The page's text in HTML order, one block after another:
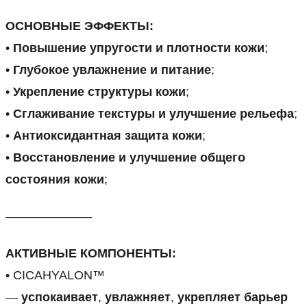
ОСНОВНЫЕ ЭФФЕКТЫ:
• Повышение упругости и плотности кожи;
• Глубокое увлажнение и питание;
• Укрепление структуры кожи;
• Сглаживание текстуры и улучшение рельефа;
• Антиоксидантная защита кожи;
• Восстановление и улучшение общего
состояния кожи;
———————
АКТИВНЫЕ КОМПОНЕНТЫ:
• CICAHYALON™
— успокаивает, увлажняет, укрепляет барьер